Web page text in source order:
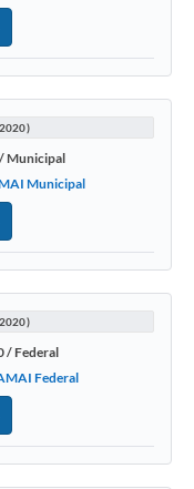
Municipal
Municipal
/ Federal
Federal